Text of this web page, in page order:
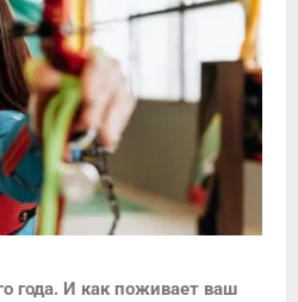
года. И как поживает ваш